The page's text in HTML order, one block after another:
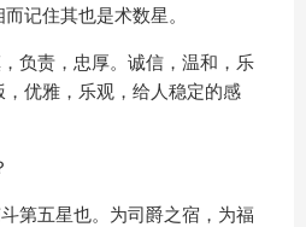
记住其也是术数星。
负责，忠厚。诚信，温和，乐
优雅，乐观，给人稳定的感
第五星也。为司爵之宿，为福